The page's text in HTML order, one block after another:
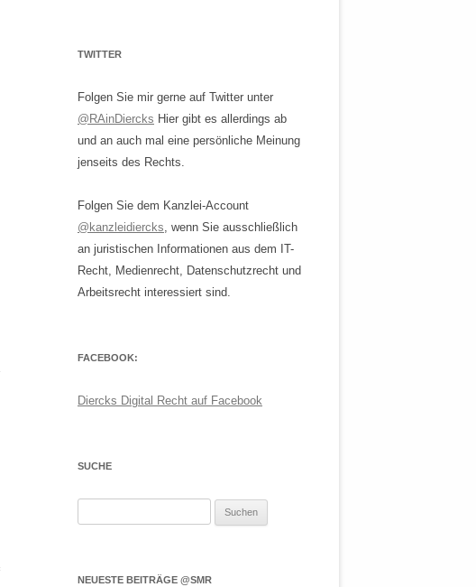
TWITTER
Folgen Sie mir gerne auf Twitter unter
@RAinDiercks Hier gibt es allerdings ab
und an auch mal eine persönliche Meinung
jenseits des Rechts.
Folgen Sie dem Kanzlei-Account
@kanzleidiercks, wenn Sie ausschließlich
an juristischen Informationen aus dem IT-
Recht, Medienrecht, Datenschutzrecht und
Arbeitsrecht interessiert sind.
FACEBOOK:
Diercks Digital Recht auf Facebook
SUCHE
NEUESTE BEITRÄGE @SMR